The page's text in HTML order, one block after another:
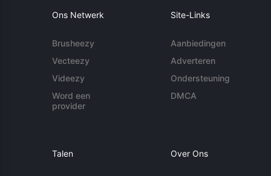
Ons Netwerk
Brusheezy
Vecteezy
Videezy
Word een
provider
Site-Links
Aanbiedingen
Adverteren
Ondersteuning
DMCA
Talen Over Ons